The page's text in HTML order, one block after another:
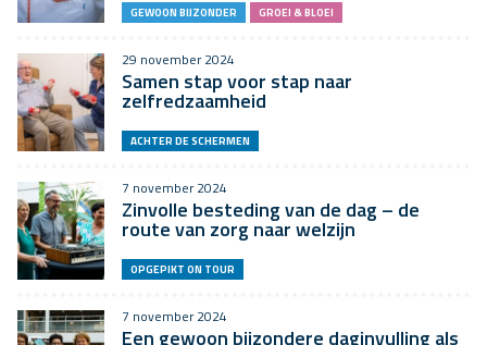
GEWOON BIJZONDER GROEI & BLOEI
29 november 2024
Samen stap voor stap naar
zelfredzaamheid
ACHTER DE SCHERMEN
7 november 2024
Zinvolle besteding van de dag – de
route van zorg naar welzijn
OPGEPIKT ON TOUR
7 november 2024
Een gewoon bijzondere daginvulling als